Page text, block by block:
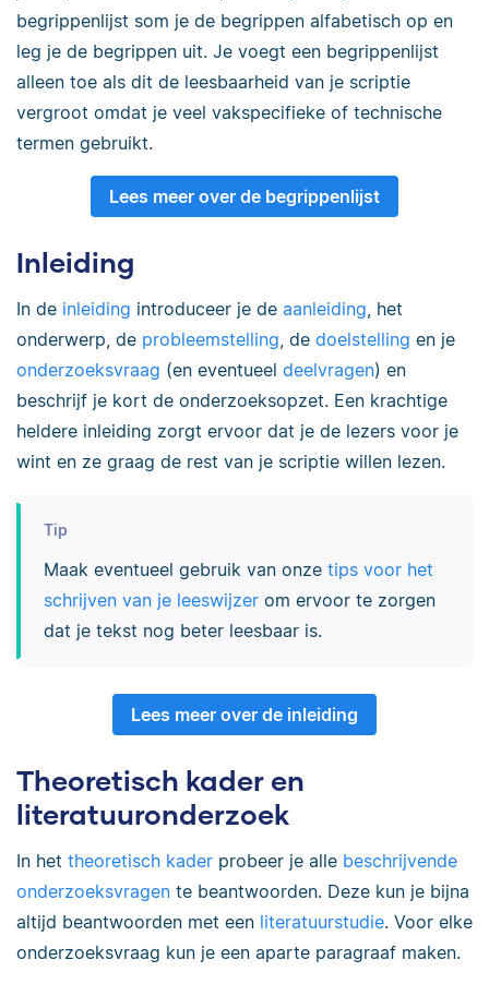
begrippenlijst som je de begrippen alfabetisch op en
leg je de begrippen uit. Je voegt een begrippenlijst
alleen toe als dit de leesbaarheid van je scriptie
vergroot omdat je veel vakspecifieke of technische
termen gebruikt.
Lees meer over de begrippenlijst
Inleiding
In de inleiding introduceer je de aanleiding , het
onderwerp, de probleemstelling , de doelstelling en je
onderzoeksvraag (en eventueel deelvragen) en
beschrijf je kort de onderzoeksopzet. Een krachtige
heldere inleiding zorgt ervoor dat je de lezers voor je
wint en ze graag de rest van je scriptie willen lezen.
Tip
Maak eventueel gebruik van onze tips voor het
schrijven van je leeswijzerom ervoor te zorgen
dat je tekst nog beter leesbaar is.
Lees meer over de inleiding
Theoretisch kader en
literatuuronderzoek
In het theoretisch kader probeer je alle beschrijvende
onderzoeksvragen te beantwoorden. Deze kun je bijna
altijd beantwoorden met een literatuurstudie. Voor elke
onderzoeksvraag kun je een aparte paragraaf maken.